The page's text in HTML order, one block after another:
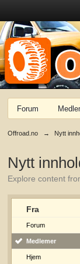
Forum
Offroad.no → Nytt
Nytt
Explore content
Fra
Forum
Medlemer
Hjem